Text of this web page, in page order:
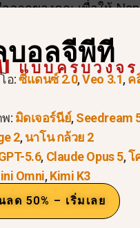
ากของคุณ เพื่อให้
อฉากที่คุณต้อ
รับแต่ละช็อต. ตัวอย่างเ
ละหมุนตัวในสวนสาธาร
ตามชายหาดจากมุมต่าง
บอลจีพีที
แบบครบวงจร
อ:ซีแดนซ์ 2.0,Veo 3.1,ค
พ: มิดเจอร์นีย์,Seedream
2,นาโน กล้วย 2
5.6, Claude Opus 5,โ
Omni,Kimi K3
ลด 50% – เริ่มเลย